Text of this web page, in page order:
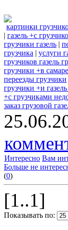
картинки
| газель +с
грузчики газель |
грузчика | услуги
грузчиков газель
грузчики +в самаре
переезды грузчики
грузчики +и
+с грузчиками
заказ грузовой
Интересно Вам
Больше не
(0)
[1..1]
Показывать по: